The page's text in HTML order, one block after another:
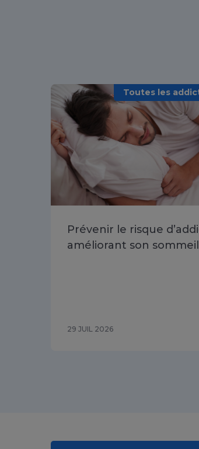
Toutes les
Prévenir le risque
améliorant son sommeil
29 JUIL 2026